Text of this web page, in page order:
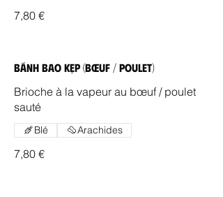
7,80 €
Bánh Bao Kẹp (Bœuf / Poulet)
Brioche à la vapeur au bœuf / poulet
sauté
7,80 €
Blé Arachides